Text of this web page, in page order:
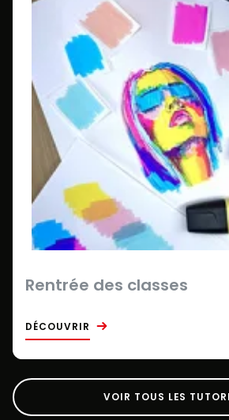
Rentrée des classes
DÉCOUVRIR
VOIR TOUS LES